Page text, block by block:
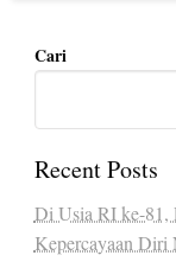
Cari
Recent Posts
Di Usia RI ke-81,
Kepercayaan Diri